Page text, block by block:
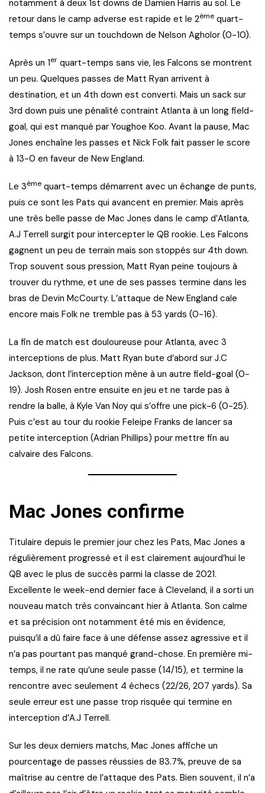
notamment à deux 1st downs de Damien Harris au sol. Le
retour dans le camp adverse est rapide et le 2ème quart-
temps s’ouvre sur un touchdown de Nelson Agholor (0-10).
Après un 1er quart-temps sans vie, les Falcons se montrent
un peu. Quelques passes de Matt Ryan arrivent à
destination, et un 4th down est converti. Mais un sack sur
3rd down puis une pénalité contraint Atlanta à un long field-
goal, qui est manqué par Youghoe Koo. Avant la pause, Mac
Jones enchaîne les passes et Nick Folk fait passer le score
à 13-0 en faveur de New England.
Le 3ème quart-temps démarrent avec un échange de punts,
puis ce sont les Pats qui avancent en premier. Mais après
une très belle passe de Mac Jones dans le camp d’Atlanta,
A.J Terrell surgit pour intercepter le QB rookie. Les Falcons
gagnent un peu de terrain mais son stoppés sur 4th down.
Trop souvent sous pression, Matt Ryan peine toujours à
trouver du rythme, et une de ses passes termine dans les
bras de Devin McCourty. L’attaque de New England cale
encore mais Folk ne tremble pas à 53 yards (0-16).
La fin de match est douloureuse pour Atlanta, avec 3
interceptions de plus. Matt Ryan bute d’abord sur J.C
Jackson, dont l’interception mène à un autre field-goal (0-
19). Josh Rosen entre ensuite en jeu et ne tarde pas à
rendre la balle, à Kyle Van Noy qui s’offre une pick-6 (0-25).
Puis c’est au tour du rookie Feleipe Franks de lancer sa
petite interception (Adrian Phillips) pour mettre fin au
calvaire des Falcons.
Mac Jones confirme
Titulaire depuis le premier jour chez les Pats, Mac Jones a
régulièrement progressé et il est clairement aujourd’hui le
QB avec le plus de succès parmi la classe de 2021.
Excellente le week-end dernier face à Cleveland, il a sorti un
nouveau match très convaincant hier à Atlanta. Son calme
et sa précision ont notamment été mis en évidence,
puisqu’il a dû faire face à une défense assez agressive et il
n’a pas pourtant pas manqué grand-chose. En première mi-
temps, il ne rate qu’une seule passe (14/15), et termine la
rencontre avec seulement 4 échecs (22/26, 207 yards). Sa
seule erreur est une passe trop risquée qui termine en
interception d’A.J Terrell.
Sur les deux derniers matchs, Mac Jones affiche un
pourcentage de passes réussies de 83.7%, preuve de sa
maîtrise au centre de l’attaque des Pats. Bien souvent, il n’a